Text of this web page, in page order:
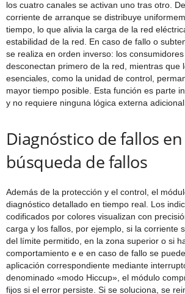
los cuatro canales se activan uno tras otro.
corriente de arranque se distribuye
tiempo, lo que alivia la carga de la red
estabilidad de la red. En caso de fallo o
se realiza en orden inverso: los
desconectan primero de la red, mientras que
esenciales, como la unidad de control,
mayor tiempo posible. Esta función es parte
y no requiere ninguna lógica externa adicional.
Diagnóstico de fallos
búsqueda de fallos
Además de la protección y el control, el
diagnóstico detallado en tiempo real. Los
codificados por colores visualizan con
carga y los fallos, por ejemplo, si la corriente
del límite permitido, en la zona superior o si
comportamiento e e en caso de fallo se
aplicación correspondiente mediante
denominado «modo Hiccup», el módulo
fijos si el error persiste. Si se soluciona, se